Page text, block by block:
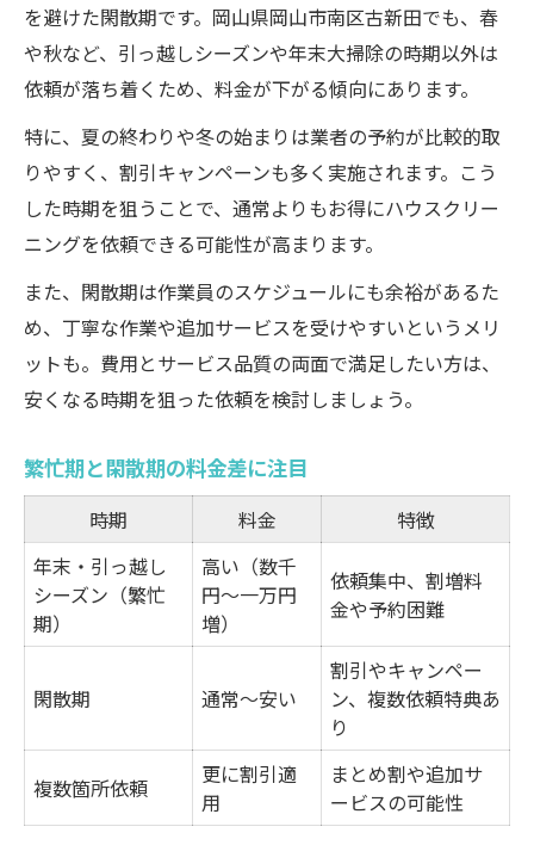
を避けた閑散期です。岡山県岡山市南区古新田でも、春
や秋など、引っ越しシーズンや年末大掃除の時期以外は
依頼が落ち着くため、料金が下がる傾向にあります。
特に、夏の終わりや冬の始まりは業者の予約が比較的取
りやすく、割引キャンペーンも多く実施されます。こう
した時期を狙うことで、通常よりもお得にハウスクリー
ニングを依頼できる可能性が高まります。
また、閑散期は作業員のスケジュールにも余裕があるた
め、丁寧な作業や追加サービスを受けやすいというメリ
ットも。費用とサービス品質の両面で満足したい方は、
安くなる時期を狙った依頼を検討しましょう。
繁忙期と閑散期の料金差に注目
時期 料金
特徴
年末・引っ越し
シーズン（繁忙
期）
高い（数千
円～一万円
増）
依頼集中、割増料
金や予約困難
閑散期 通常～安い
割引やキャンペー
ン、複数依頼特典あ
り
複数箇所依頼
更に割引適
用
まとめ割や追加サ
ービスの可能性